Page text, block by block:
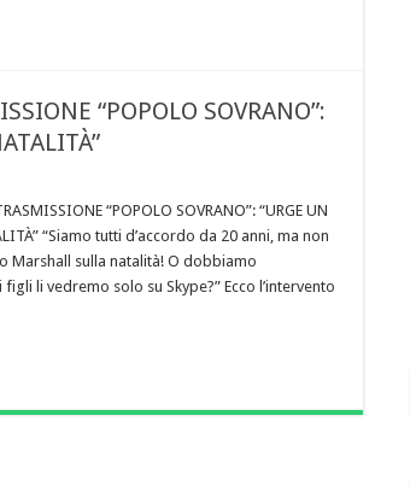
“POPOLO SOVRANO”:
“POPOLO SOVRANO”: “URGE UN
“Siamo tutti d’accordo da 20 anni, ma non
Marshall sulla natalità! O dobbiamo
li vedremo solo su Skype?” Ecco l’intervento